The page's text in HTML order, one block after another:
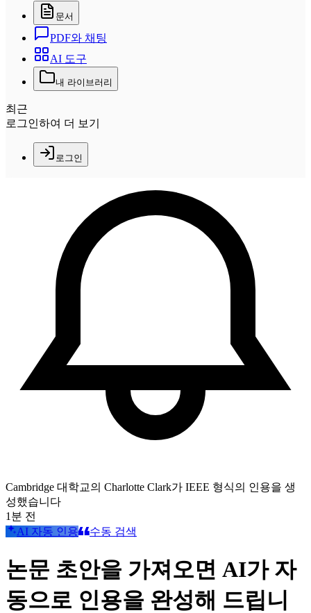
문서
PDF와 채팅
AI 도구
내 라이브러리
최근
로그인하여 더 보기
로그인
Cambridge 대학교의 Charlotte Clark가 IEEE 형식의 인용을 생
성했습니다
1분 전
AI 자동 인용
수동 검색
논문 초안을 가져오면 AI가 자
동으로 인용을 완성해 드립니